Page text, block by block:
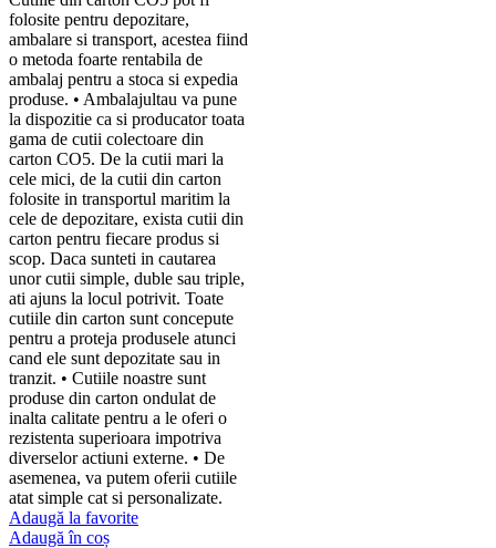
folosite pentru depozitare,
ambalare si transport, acestea fiind
o metoda foarte rentabila de
ambalaj pentru a stoca si expedia
produse. • Ambalajultau va pune
la dispozitie ca si producator toata
gama de cutii colectoare din
carton CO5. De la cutii mari la
cele mici, de la cutii din carton
folosite in transportul maritim la
cele de depozitare, exista cutii din
carton pentru fiecare produs si
scop. Daca sunteti in cautarea
unor cutii simple, duble sau triple,
ati ajuns la locul potrivit. Toate
cutiile din carton sunt concepute
pentru a proteja produsele atunci
cand ele sunt depozitate sau in
tranzit. • Cutiile noastre sunt
produse din carton ondulat de
inalta calitate pentru a le oferi o
rezistenta superioara impotriva
diverselor actiuni externe. • De
asemenea, va putem oferii cutiile
atat simple cat si personalizate.
Adaugă la favorite
Adaugă în coș